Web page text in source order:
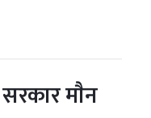
माैन